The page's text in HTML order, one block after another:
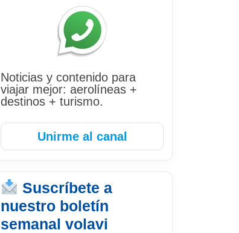
Noticias y contenido para
viajar mejor: aerolíneas +
destinos + turismo.
Unirme al canal
Suscríbete a
nuestro boletín
semanal volavi